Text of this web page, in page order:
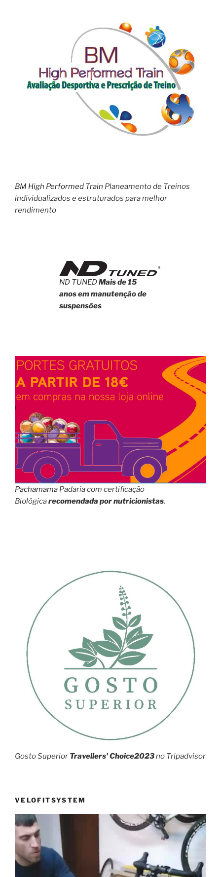
BM High Performed Train Planeamento de Treinos
individualizados e estruturados para melhor
rendimento
ND TUNEDMais de 15
anos em manutenção de
suspensões
Pachamama Padaria com certificação
Biológicarecomendada por nutricionistas.
Gosto Superior Travellers' Choice2023no Tripadvisor
VELOFITSYSTEM
Reprodutor
de
vídeo